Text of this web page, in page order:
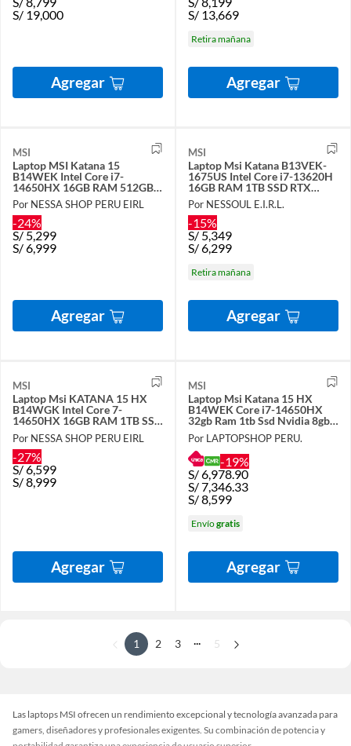
S/ 19,000
Agregar
S/ 13,669
Retira mañana
Agregar
MSI
Laptop MSI Katana 15
B14WEK Intel Core i7-
14650HX 16GB RAM 512GB
SSD RTX 5050-8GB 15.6" FHD
144Hz
Por NESSA SHOP PERU EIRL
-24%
S/ 5,299
S/6,999
Agregar
MSI
Laptop Msi Katana B13VEK-
1675US Intel Core i7-13620H
16GB RAM 1TB SSD RTX
4050-6GB 15.6" FHD 144 Hz
Por NESSOUL E.I.R.L.
-15%
S/ 5,349
S/6,299
Retira mañana
Agregar
MSI
Laptop Msi KATANA 15 HX
B14WGK Intel Core 7-
14650HX 16GB RAM 1TB SSD
RTX 5070-8GB 15.6" QHD 165
Hz
Por NESSA SHOP PERU EIRL
-27%
S/6,599
S/8,999
Agregar
MSI
Laptop Msi Katana 15 HX
B14WEK Core i7-14650HX
32gb Ram 1tb Ssd Nvidia 8gb
RTX 5050 15.6 FHD 144hz
Por LAPTOPSHOP PERU.
-19%
S/6,978.90
S/7,346.33
S/8,599
Envíogratis
Agregar
1 2 3 ... 5
Las laptops MSI ofrecen un rendimiento excepcional y tecnología avanzada para
gamers, diseñadores y profesionales exigentes. Su combinación de potencia y